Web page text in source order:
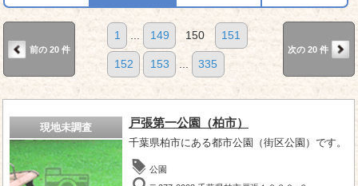
前の 20 件
1 149 150 151
152 153 335
次の 20 件
現地未調査 戸張第一公園（柏市）
千葉県柏市にある都市公園（街区公園）です。
公園